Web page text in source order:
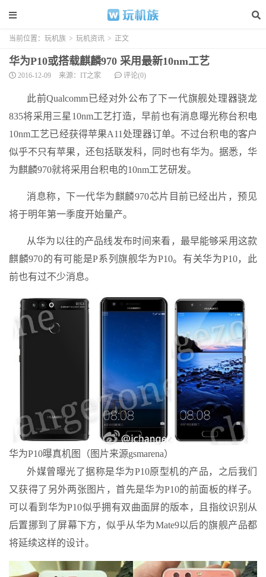
当前位置： 玩机族 > 玩机资讯 > 正文
华为P10或搭载麒麟970 采用最新10nm工艺
2016-12-09 来源：IT之家 评论(0)
此前Qualcomm已经对外公布了下一代旗舰处理器骁龙
835将采用三星10nm工艺打造，早前也有消息曝光称台积电
10nm工艺已经获得苹果A11处理器订单。不过台积电的客户
似乎不只有苹果，还包括联发科，同时也有华为。据悉，华
为麒麟970就将采用台积电的10nm工艺研发。
消息称，下一代华为麒麟970芯片目前已经出片，预见
将于明年第一季度开始量产。
从华为以往的产品线发布时间来看，最早能够采用这款
麒麟970的有可能是P系列旗舰华为P10。有关华为P10，此
前也有过不少消息。
华为P10曝真机图（图片来源gsmarena）
外媒曾曝光了据称是华为P10原型机的产品，之后我们
又获得了另外两张图片，首先是华为P10的前面板的样子。
可以看到华为P10似乎拥有双曲面屏的版本，且指纹识别从
后置挪到了屏幕下方，似乎从华为Mate9以后的旗舰产品都
将延续这样的设计。